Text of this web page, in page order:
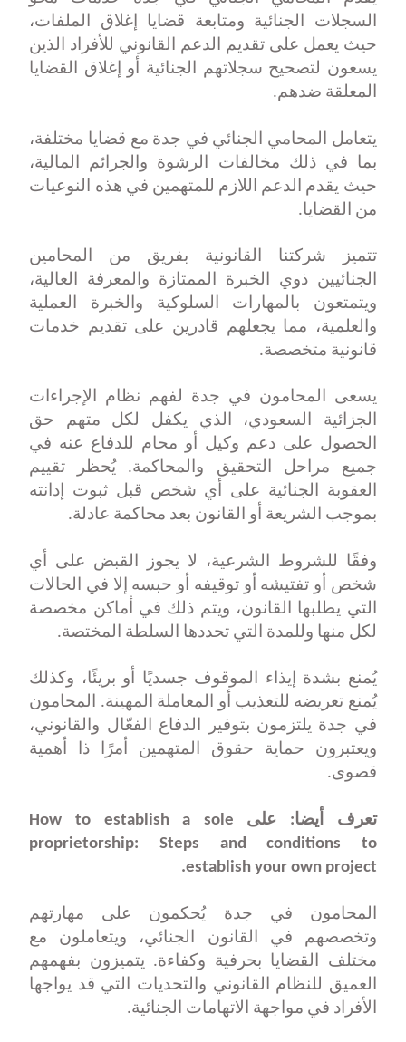
السجلات الجنائية ومتابعة قضايا إغلاق الملفات،
حيث يعمل على تقديم الدعم القانوني للأفراد الذين
يسعون لتصحيح سجلاتهم الجنائية أو إغلاق القضايا
المعلقة ضدهم.
يتعامل المحامي الجنائي في جدة مع قضايا مختلفة،
بما في ذلك مخالفات الرشوة والجرائم المالية،
حيث يقدم الدعم اللازم للمتهمين في هذه النوعيات
من القضايا.
تتميز شركتنا القانونية بفريق من المحامين
الجنائيين ذوي الخبرة الممتازة والمعرفة العالية،
ويتمتعون بالمهارات السلوكية والخبرة العملية
والعلمية، مما يجعلهم قادرين على تقديم خدمات
قانونية متخصصة.
يسعى المحامون في جدة لفهم نظام الإجراءات
الجزائية السعودي، الذي يكفل لكل متهم حق
الحصول على دعم وكيل أو محام للدفاع عنه في
جميع مراحل التحقيق والمحاكمة. يُحظر تقييم
العقوبة الجنائية على أي شخص قبل ثبوت إدانته
بموجب الشريعة أو القانون بعد محاكمة عادلة.
وفقًا للشروط الشرعية، لا يجوز القبض على أي
شخص أو تفتيشه أو توقيفه أو حبسه إلا في الحالات
التي يطلبها القانون، ويتم ذلك في أماكن مخصصة
لكل منها وللمدة التي تحددها السلطة المختصة.
يُمنع بشدة إيذاء الموقوف جسديًا أو بريئًا، وكذلك
يُمنع تعريضه للتعذيب أو المعاملة المهينة. المحامون
في جدة يلتزمون بتوفير الدفاع الفعّال والقانوني،
ويعتبرون حماية حقوق المتهمين أمرًا ذا أهمية
قصوى.
تعرف أيضا: على How to establish a sole
proprietorship: Steps and conditions to
establish your own project.
المحامون في جدة يُحكمون على مهارتهم
وتخصصهم في القانون الجنائي، ويتعاملون مع
مختلف القضايا بحرفية وكفاءة. يتميزون بفهمهم
العميق للنظام القانوني والتحديات التي قد يواجها
الأفراد في مواجهة الاتهامات الجنائية.